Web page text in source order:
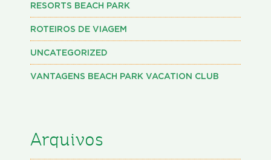
RESORTS BEACH PARK
ROTEIROS DE VIAGEM
UNCATEGORIZED
VANTAGENS BEACH PARK VACATION CLUB
Arquivos